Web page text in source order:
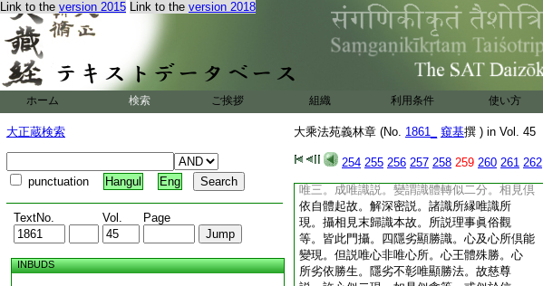
Link to the version 2015 Link to the version 2018
ホーム 検索 ご挨拶 組織 利用条件 使い方
大正蔵検索
punctuation Hangul Eng
TextNo. Vol. Page
INBUDS
大乘法苑義林章 (No. 1861_ 窺基撰 ) in Vol. 45
254 255 256 257 258 259 260 261 262
於境。起煩惱業生死沈淪。不解觀心懃求
出離。哀愍彼故説唯識言。令自觀心解脱
生死。非謂内境如外都無。由境有濫捨不
稱唯。心體既純留説唯識。厚嚴經云。心意
識所縁皆非離自性。故我説一切唯有識
無餘。花嚴等説。三界唯心。遺教經言。是故
汝等當好制心。制之一處無事不辨等。皆
此門攝。三攝末歸本識。心内所取境界顯然。
内能取心作用亦爾。此見･相分倶依識有。
離識自體本。末法必無故。三十頌言。由假
唯三。成唯識説。變謂識體轉似二分。相見倶
依自體起故。解深密説。諸識所縁唯識所
現。攝相見末歸識本故。所説理事眞俗觀
等。皆此門攝。四隱劣顯勝識。心及心所倶能
變現。但説唯心非唯心所。心王體殊勝。心
所劣依勝生。隱劣不彰唯顯勝法。故慈尊